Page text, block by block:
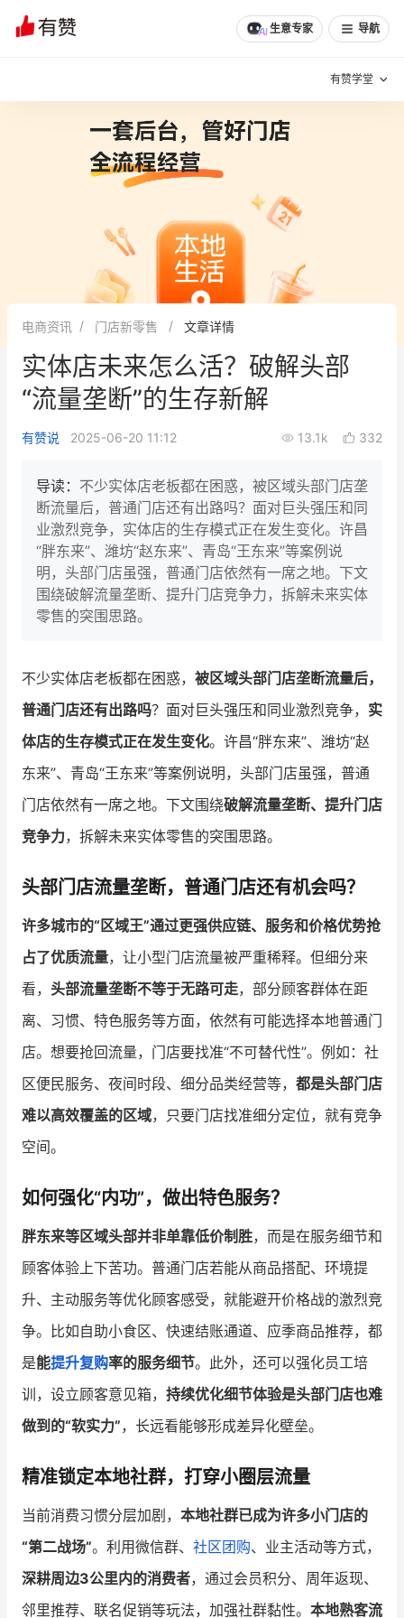
生意专家 导航
有赞学堂
增长方法
有赞专家说
新零售最佳实践
面对面聊增长
新零售大会 新零售茶会
增长产品指南
智库 产品场景库
产品更新动态 帮助中心
品牌消费观 行业报告
新零售资讯
培训课程
私域课程 新零售内参
增长俱乐部 有赞商盟
商家社区 社群交流
入驻有赞 认证代理商
认证服务商 设计服务商
有赞云 数据通服务
电商资讯 门店新零售 文章详情
实体店未来怎么活？破解头部
“流量垄断”的生存新解
有赞说 2025-06-20 11:12 13.1k 332
导读： 不少实体店老板都在困惑，被区域头部门店垄
断流量后，普通门店还有出路吗？面对巨头强压和同
业激烈竞争，实体店的生存模式正在发生变化。许昌
“胖东来”、潍坊“赵东来”、青岛“王东来”等案例说
明，头部门店虽强，普通门店依然有一席之地。下文
围绕破解流量垄断、提升门店竞争力，拆解未来实体
零售的突围思路。
不少实体店老板都在困惑， 被区域头部门店垄断流量后，
普通门店还有出路吗？面对巨头强压和同业激烈竞争， 实
体店的生存模式正在发生变化。许昌“胖东来”、潍坊“赵
东来”、青岛“王东来”等案例说明，头部门店虽强，普通
门店依然有一席之地。下文围绕破解流量垄断、提升门店
竞争力，拆解未来实体零售的突围思路。
头部门店流量垄断，普通门店还有机会吗？
许多城市的“区域王”通过更强供应链、服务和价格优势抢
占了优质流量，让小型门店流量被严重稀释。但细分来
看， 头部流量垄断不等于无路可走，部分顾客群体在距
离、习惯、特色服务等方面，依然有可能选择本地普通门
店。想要抢回流量，门店要找准“不可替代性”。例如：社
区便民服务、夜间时段、细分品类经营等， 都是头部门店
难以高效覆盖的区域，只要门店找准细分定位，就有竞争
空间。
如何强化“内功”，做出特色服务？
胖东来等区域头部并非单靠低价制胜，而是在服务细节和
顾客体验上下苦功。普通门店若能从商品搭配、环境提
升、主动服务等优化顾客感受，就能避开价格战的激烈竞
争。比如自助小食区、快速结账通道、应季商品推荐，都
是能提升复购率的服务细节。此外，还可以强化员工培
训，设立顾客意见箱， 持续优化细节体验是头部门店也难
做到的“软实力”，长远看能够形成差异化壁垒。
精准锁定本地社群，打穿小圈层流量
当前消费习惯分层加剧， 本地社群已成为许多小门店的
“第二战场”。利用微信群、 社区团购、业主活动等方式，
深耕周边3公里内的消费者，通过会员积分、周年返现、
邻里推荐、联名促销等玩法，加强社群黏性。 本地熟客流